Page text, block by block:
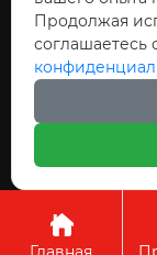
Сб - Вс: 10:00 - 22:30
Авторское
Кухонные

Продолжая
соглашаетесь